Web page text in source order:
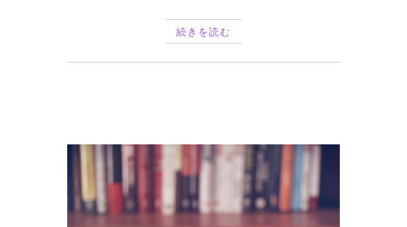
続きを読む